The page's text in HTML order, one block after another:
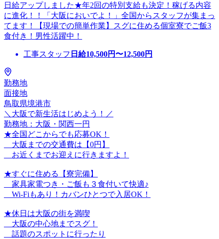
日給アップしました★年2回の特別支給も決定！稼げる内容
に進化！！「大阪においでよ！」全国からスタッフが集まっ
てます！【現場での簡単作業】スグに住める個室寮でご飯3
食付き！男性活躍中！
工事スタッフ 日給10,500円〜12,500円
勤務地
面接地
鳥取県境港市
＼大阪で新生活はじめよう！／
勤務地：大阪・関西一円
★全国どこからでも応募OK！
大阪までの交通費は【0円】
お近くまでお迎えに行きますよ！
★すぐに住める【寮完備】
家具家電つき・ご飯も３食付いて快適♪
Wi-Fiもあり！カバンひとつで入居OK！
★休日は大阪の街を満喫
大阪の中心地までスグ！
話題のスポットに行ったり